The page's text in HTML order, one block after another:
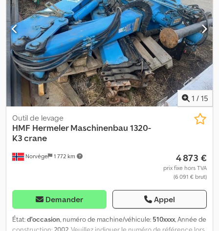
1 / 15
Norvège 1 772 km
Outil de levage
HMF Hermeler Maschinenbau 1320-
K3 crane
4 873 €
prix fixe hors TVA
(6 091 € brut)
Demander Appel
État:d'occasion, numéro de machine/véhicule: 510xxxx, Année de